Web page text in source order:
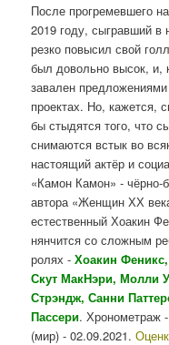
После прогремевшего
2019 году, сыгравший
резко повысил свой
был довольно высок, и,
завален
проектах. Но, кажется,
бы стыдятся того, что
снимаются встык во
настоящий актёр и
«Камон Камон» -
автора «Женщин ХХ
естественный Хоакин
нянчится со сложным
ролях -Хоакин
Скут МакНэри, Молли
Стрэндж, Санни
Пассери. Хронометраж
(мир) - 02.09.2021.